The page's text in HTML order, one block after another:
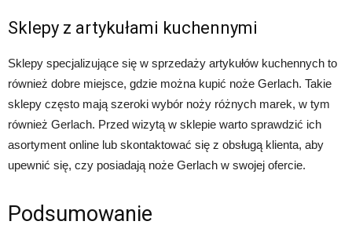
Sklepy z artykułami kuchennymi
Sklepy specjalizujące się w sprzedaży artykułów kuchennych to
również dobre miejsce, gdzie można kupić noże Gerlach. Takie
sklepy często mają szeroki wybór noży różnych marek, w tym
również Gerlach. Przed wizytą w sklepie warto sprawdzić ich
asortyment online lub skontaktować się z obsługą klienta, aby
upewnić się, czy posiadają noże Gerlach w swojej ofercie.
Podsumowanie